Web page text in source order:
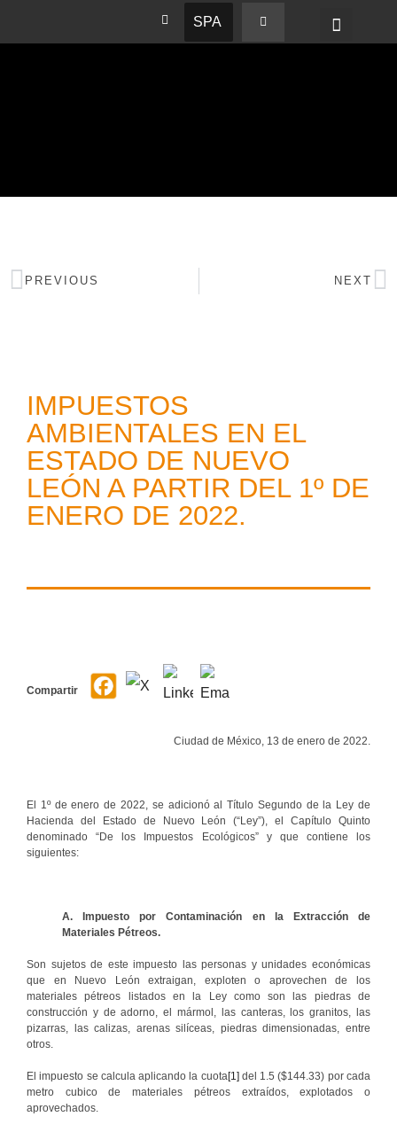
SPA
PREVIOUS NEXT
IMPUESTOS
AMBIENTALES EN EL
ESTADO DE NUEVO
LEÓN A PARTIR DEL 1º DE
ENERO DE 2022.
Compartir
Ciudad de México, 13 de enero de 2022.
El 1º de enero de 2022, se adicionó al Título Segundo de la Ley de
Hacienda del Estado de Nuevo León (“Ley”), el Capítulo Quinto
denominado “De los Impuestos Ecológicos” y que contiene los
siguientes:
A. Impuesto por Contaminación en la Extracción de
Materiales Pétreos.
Son sujetos de este impuesto las personas y unidades económicas
que en Nuevo León extraigan, exploten o aprovechen de los
materiales pétreos listados en la Ley como son las piedras de
construcción y de adorno, el mármol, las canteras, los granitos, las
pizarras, las calizas, arenas silíceas, piedras dimensionadas, entre
otros.
El impuesto se calcula aplicando la cuota[1]del 1.5 ($144.33) por cada
metro cubico de materiales pétreos extraídos, explotados o
aprovechados.